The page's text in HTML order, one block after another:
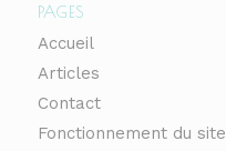
PAGES
Accueil
Articles
Contact
Fonctionnement du site